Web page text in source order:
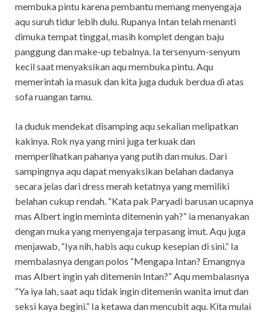
membuka pintu karena pembantu memang menyengaja
aqu suruh tidur lebih dulu. Rupanya Intan telah menanti
dimuka tempat tinggal, masih komplet dengan baju
panggung dan make-up tebalnya. Ia tersenyum-senyum
kecil saat menyaksikan aqu membuka pintu. Aqu
memerintah ia masuk dan kita juga duduk berdua di atas
sofa ruangan tamu.
Ia duduk mendekat disamping aqu sekalian melipatkan
kakinya. Rok nya yang mini juga terkuak dan
memperlihatkan pahanya yang putih dan mulus. Dari
sampingnya aqu dapat menyaksikan belahan dadanya
secara jelas dari dress merah ketatnya yang memiliki
belahan cukup rendah. “Kata pak Paryadi barusan ucapnya
mas Albert ingin meminta ditemenin yah?” ia menanyakan
dengan muka yang menyengaja terpasang imut. Aqu juga
menjawab, “Iya nih, habis aqu cukup kesepian di sini.” Ia
membalasnya dengan polos “Mengapa Intan? Emangnya
mas Albert ingin yah ditemenin Intan?” Aqu membalasnya
“Ya iya lah, saat aqu tidak ingin ditemenin wanita imut dan
seksi kaya begini.” Ia ketawa dan mencubit aqu. Kita mulai